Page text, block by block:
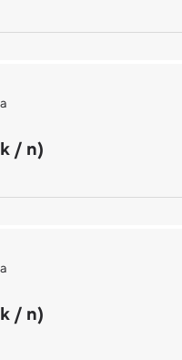
/ n)
/ n)